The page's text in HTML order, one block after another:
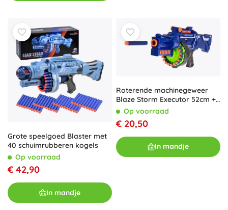
Grote speelgoed Blaster met
40 schuimrubberen kogels
Op voorraad
€ 42,90
In mandje
Roterende machinegeweer
Blaze Storm Executor 52cm +
40 NERF-pijlen
Op voorraad
€ 20,50
In mandje